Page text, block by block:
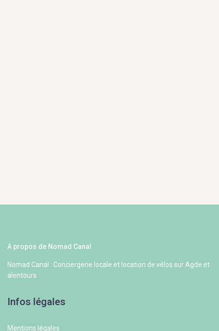
A propos de Nomad Canal
Nomad Canal : Conciergerie locale et location de vélos sur Agde et
alentours
Infos légales
Mentions légales